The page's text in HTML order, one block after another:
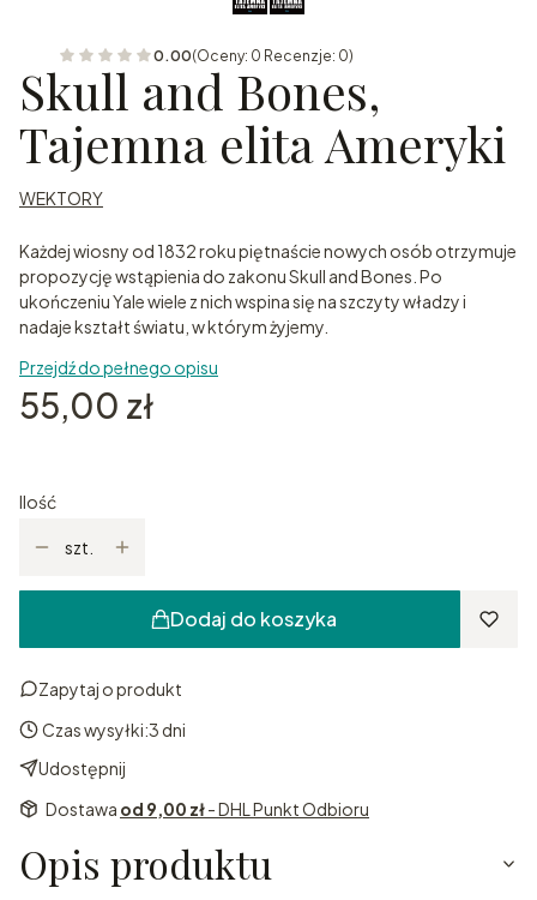
0.00(Oceny: 0 Recenzje: 0)
Skull and Bones,
Tajemna elita Ameryki
WEKTORY
Każdej wiosny od 1832 roku piętnaście nowych osób otrzymuje
propozycję wstąpienia do zakonu Skull and Bones. Po
ukończeniu Yale wiele z nich wspina się na szczyty władzy i
nadaje kształt światu, w którym żyjemy.
Przejdź do pełnego opisu
Cena
55,00 zł
Ilość
szt.
Dodaj do koszyka
Zapytaj o produkt
Czas wysyłki:3 dni
Udostępnij
Dostawa od 9,00 zł- DHL Punkt Odbioru
Opis produktu